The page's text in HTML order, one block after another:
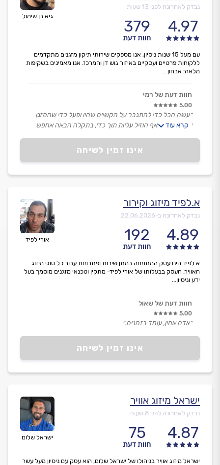
גיא בן שימול
נבדק לאחרונה לפני 13 שעות
4.97
379
חוות דעת
אינו זמין לשיחה
עם מעל 15 שנות ניסיון, אנו מספקים שירותי תיקון מזגנים מתקדמים
ללקוחות פרטיים ועסקיים באיזור גוש דן והמרכז. אנו מאמינים בשקיפות
מלאה: אבחון...
חוות דעת של רמי
5.00
״עשה הכל כדי להתגבר על הקשיים שהיו ופעל כדי שהמזגן
יחזור לפעול ואף הוזיל עליות תוך כדי, בתקלה הבאה אחפש
קרא עוד
אורי לפיד
א.לפיד מיזוג וקירור
נבדק לאחרונה ב-22.06.2026
4.89
192
חוות דעת
אינו זמין לשיחה
א.לפיד הינו עסק המתמחה במתן שירות ופתרונות עבור כל סוגי מיזוג
האוויר. העסק בבעלותו של אורי לפיד- מתקין וטכנאי מזגנים מוסמך בעל
ידע וניסיון...
חוות דעת של שאול
5.00
״אדם אמין, עומד בזמנים.״
ישראל שלום
ישראל מיזוג אוויר
נבדק לאחרונה לפני 8 שעות
4.87
75
חוות דעת
ישראל מיזוג אוויר בניהולו של ישראל שלום, הוא עסק עם ניסיון מעל עשר